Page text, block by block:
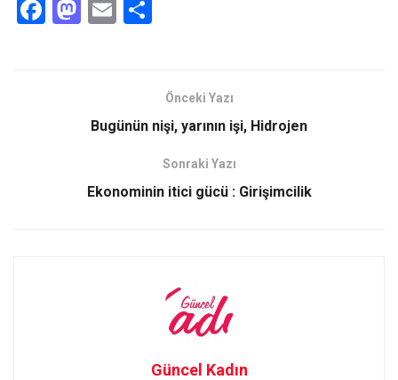
F
M
d
n
E
Önceki Yazı
Bugünün nişi, yarının işi, Hidrojen
Sonraki Yazı
Ekonominin itici gücü : Girişimcilik
Güncel Kadın